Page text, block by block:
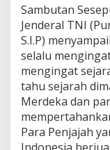
k
r
.
Sambutan
Jenderal TNI
S.I.P)
selalu
mengingat
tahu sejarah
Merdeka dan
Para Penjajah
Indonesia